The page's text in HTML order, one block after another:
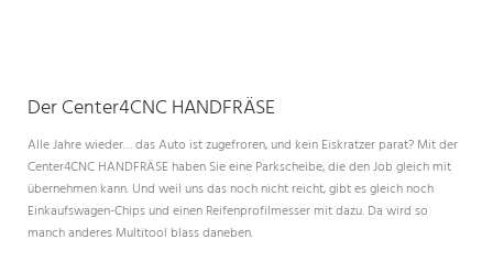
Der Center4CNC HANDFRÄSE
Alle Jahre wieder… das Auto ist zugefroren, und kein Eiskratzer parat? Mit der
Center4CNC HANDFRÄSE haben Sie eine Parkscheibe, die den Job gleich mit
übernehmen kann. Und weil uns das noch nicht reicht, gibt es gleich noch
Einkaufswagen-Chips und einen Reifenprofilmesser mit dazu. Da wird so
manch anderes Multitool blass daneben.